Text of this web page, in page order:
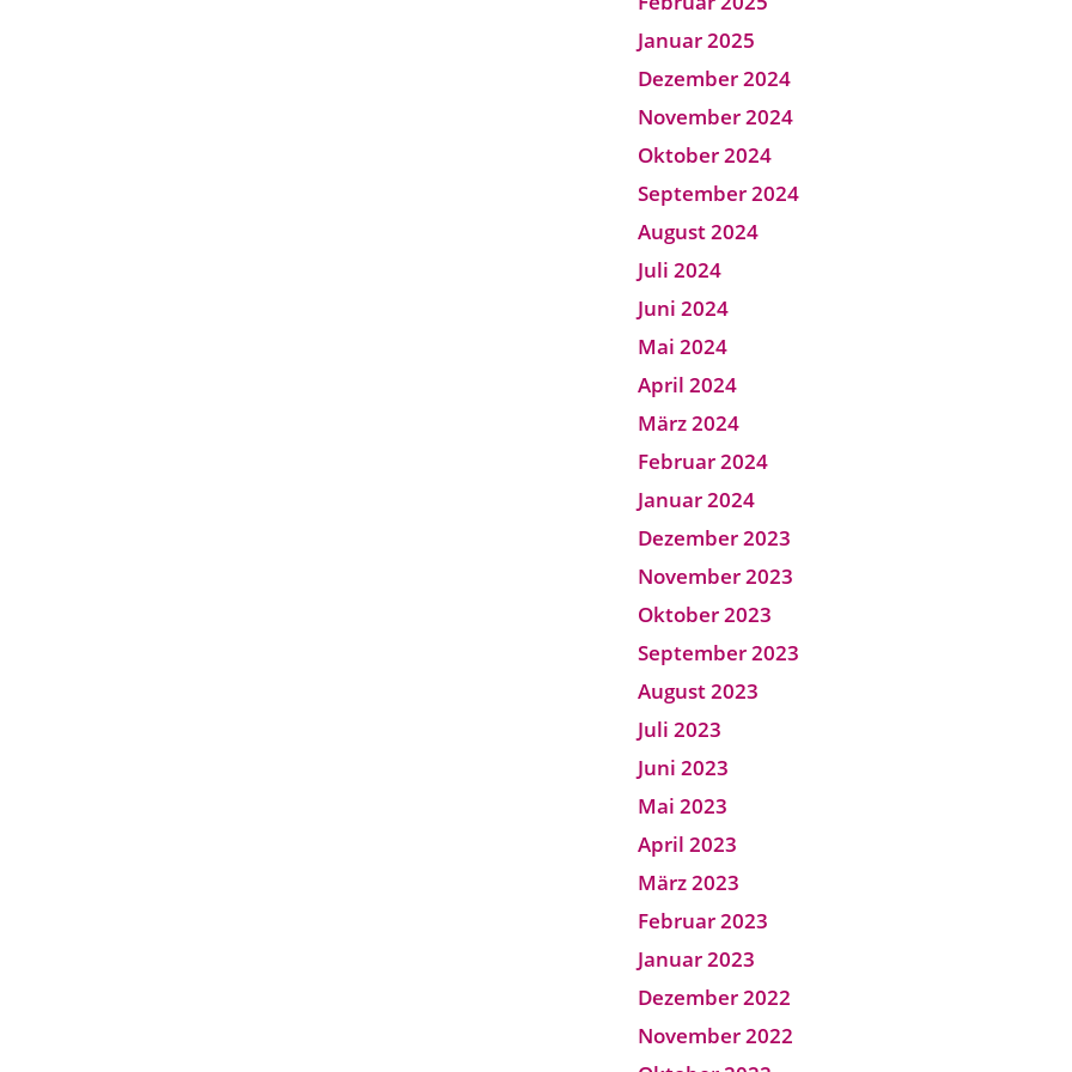
Januar 2025
Dezember 2024
November 2024
Oktober 2024
September 2024
August 2024
Juli 2024
Juni 2024
Mai 2024
April 2024
März 2024
Februar 2024
Januar 2024
Dezember 2023
November 2023
Oktober 2023
September 2023
August 2023
Juli 2023
Juni 2023
Mai 2023
April 2023
März 2023
Februar 2023
Januar 2023
Dezember 2022
November 2022